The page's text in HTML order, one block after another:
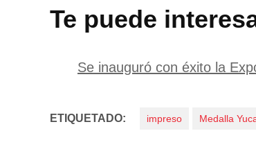
Te puede
Se inauguró con éxito la
ETIQUETADO: impreso Medalla